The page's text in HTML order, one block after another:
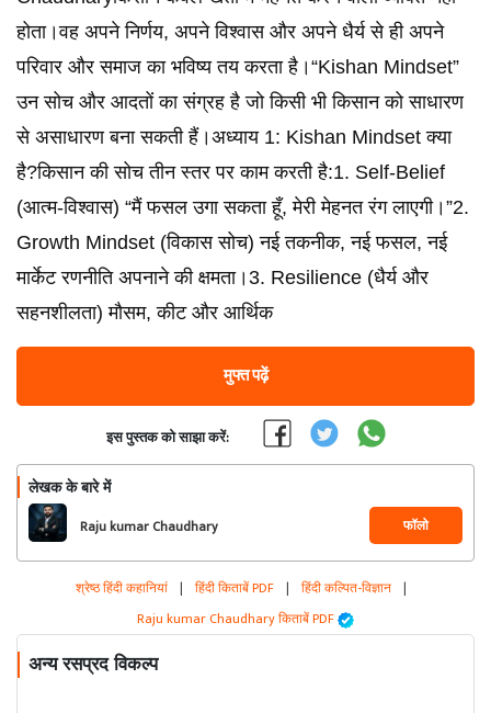
होता।वह अपने निर्णय, अपने विश्वास और अपने धैर्य से ही अपने
परिवार और समाज का भविष्य तय करता है।“Kishan Mindset”
उन सोच और आदतों का संग्रह है जो किसी भी किसान को साधारण
से असाधारण बना सकती हैं।अध्याय 1: Kishan Mindset क्या
है?किसान की सोच तीन स्तर पर काम करती है:1. Self-Belief
(आत्म-विश्वास) “मैं फसल उगा सकता हूँ, मेरी मेहनत रंग लाएगी।”2.
Growth Mindset (विकास सोच) नई तकनीक, नई फसल, नई
मार्केट रणनीति अपनाने की क्षमता।3. Resilience (धैर्य और
सहनशीलता) मौसम, कीट और आर्थिक
मुफ्त पढ़ें
इस पुस्तक को साझा करें:
लेखक के बारे में
Raju kumar Chaudhary फॉलो
श्रेष्ठ हिंदी कहानियां | हिंदी किताबें PDF | हिंदी कल्पित-विज्ञान |
Raju kumar Chaudhary किताबें PDF
अन्य रसप्रद विकल्प